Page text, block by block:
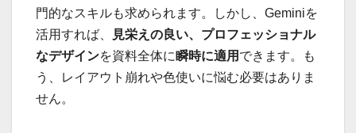
門的なスキルも求められます。しかし、Geminiを
活用すれば、
見栄えの良い、プロフェッショナル
なデザインを資料全体に瞬時に適用 できます。も
う、レイアウト崩れや色使いに悩む必要はありま
せん。